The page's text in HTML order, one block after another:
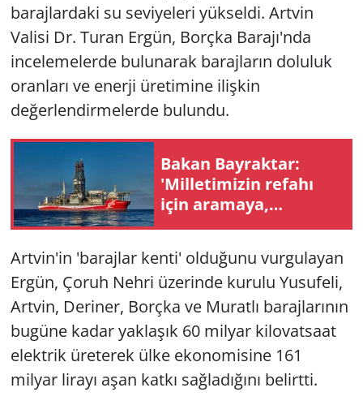
barajlardaki su seviyeleri yükseldi. Artvin
Valisi Dr. Turan Ergün, Borçka Barajı'nda
incelemelerde bulunarak barajların doluluk
oranları ve enerji üretimine ilişkin
değerlendirmelerde bulundu.
Bakan Bayraktar:
'Milletimizin refahı
için aramaya,
keşfetmeye ve
edeceğiz'
Artvin'in 'barajlar kenti' olduğunu vurgulayan
Ergün, Çoruh Nehri üzerinde kurulu Yusufeli,
Artvin, Deriner, Borçka ve Muratlı barajlarının
bugüne kadar yaklaşık 60 milyar kilovatsaat
elektrik üreterek ülke ekonomisine 161
milyar lirayı aşan katkı sağladığını belirtti.